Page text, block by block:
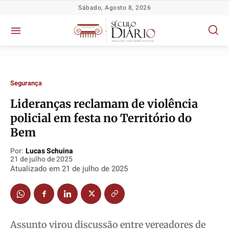
Política
Socioeconômicas
TV Século
Justiça
Política
Socioeconômicas
TV Século
Justiça
Política
Socioeconômicas
TV Século
Justiça
Política
Socioeconômicas
TV Século
Justiça
Sábado, Agosto 8, 2026
Segurança
Lideranças reclamam de violência
policial em festa no Território do
Bem
Por: Lucas Schuina
21 de julho de 2025
Atualizado em 21 de julho de 2025
Assunto virou discussão entre vereadores de